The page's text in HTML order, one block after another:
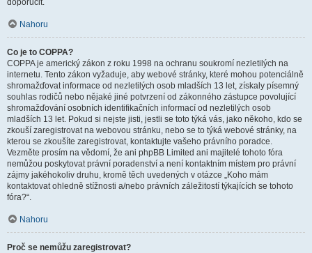
doporučit.
Nahoru
Co je to COPPA?
COPPA je americký zákon z roku 1998 na ochranu soukromí nezletilých na
internetu. Tento zákon vyžaduje, aby webové stránky, které mohou potenciálně
shromažďovat informace od nezletilých osob mladších 13 let, získaly písemný
souhlas rodičů nebo nějaké jiné potvrzení od zákonného zástupce povolující
shromažďování osobních identifikačních informací od nezletilých osob
mladších 13 let. Pokud si nejste jisti, jestli se toto týká vás, jako někoho, kdo se
zkouší zaregistrovat na webovou stránku, nebo se to týká webové stránky, na
kterou se zkoušíte zaregistrovat, kontaktujte vašeho právního poradce.
Vezměte prosím na vědomí, že ani phpBB Limited ani majitelé tohoto fóra
nemůžou poskytovat právní poradenství a není kontaktním místem pro právní
zájmy jakéhokoliv druhu, kromě těch uvedených v otázce „Koho mám
kontaktovat ohledně stížnosti a/nebo právních záležitostí týkajících se tohoto
fóra?“.
Nahoru
Proč se nemůžu zaregistrovat?